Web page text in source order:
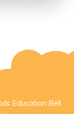
Education Bell